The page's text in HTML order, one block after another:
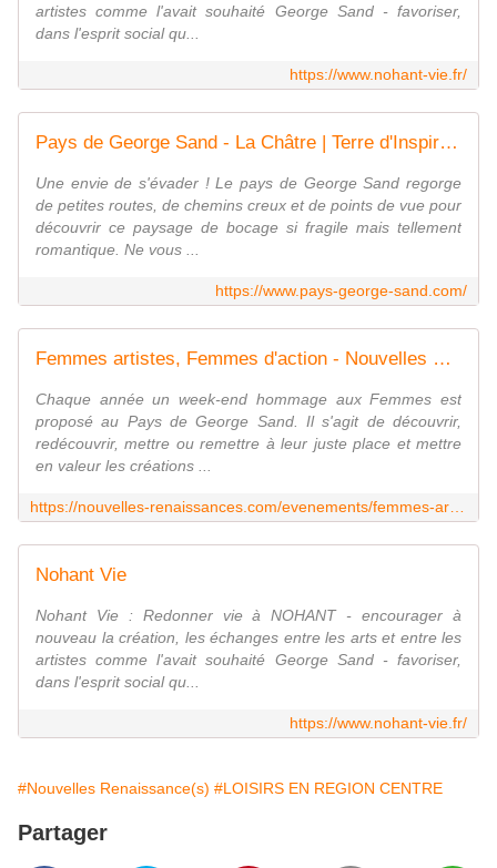
artistes comme l'avait souhaité George Sand - favoriser,
dans l'esprit social qu...
https://www.nohant-vie.fr/
Pays de George Sand - La Châtre | Terre d'Inspiration
Une envie de s'évader ! Le pays de George Sand regorge
de petites routes, de chemins creux et de points de vue pour
découvrir ce paysage de bocage si fragile mais tellement
romantique. Ne vous ...
https://www.pays-george-sand.com/
Femmes artistes, Femmes d'action - Nouvelles Renaissances
Chaque année un week-end hommage aux Femmes est
proposé au Pays de George Sand. Il s'agit de découvrir,
redécouvrir, mettre ou remettre à leur juste place et mettre
en valeur les créations ...
Nohant Vie
Nohant Vie : Redonner vie à NOHANT - encourager à
nouveau la création, les échanges entre les arts et entre les
artistes comme l'avait souhaité George Sand - favoriser,
dans l'esprit social qu...
https://www.nohant-vie.fr/
#Nouvelles Renaissance(s) #LOISIRS EN REGION CENTRE
Partager